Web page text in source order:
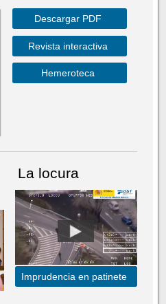
Descargar PDF
Revista interactiva
Hemeroteca
La locura
Imprudencia en patinete